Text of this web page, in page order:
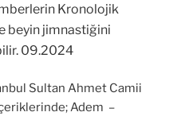
Kronolojik
beyin jimnastiğini
09.2024
Sultan Ahmet Camii
Adem –